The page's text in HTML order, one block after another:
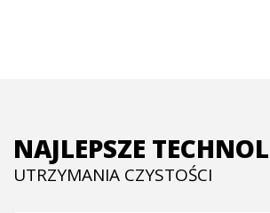
NAJLEPSZE
UTRZYMANIA CZYSTOŚCI